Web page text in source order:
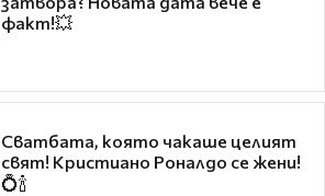
факт!💥
Сватбата, която чакаше целият
свят! Кристиано Роналдо се жени!
💍🍾